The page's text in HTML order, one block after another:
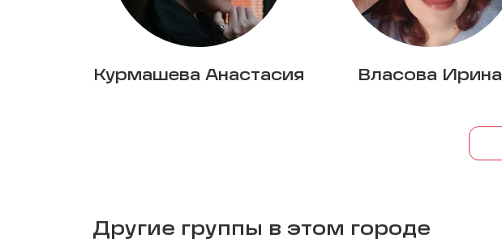
Курмашева Анастасия Власова Ирина
Другие группы в этом городе